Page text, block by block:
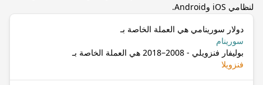
لنظامي iOS وAndroid.
دولار سورينامي هي العملة الخاصة بـ
سورينام
بوليفار فنزويلي - 2008–2018 هي العملة الخاصة بـ
فنزويلا